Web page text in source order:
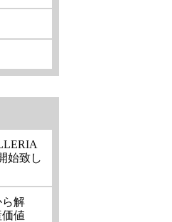
始致し
ら解
値